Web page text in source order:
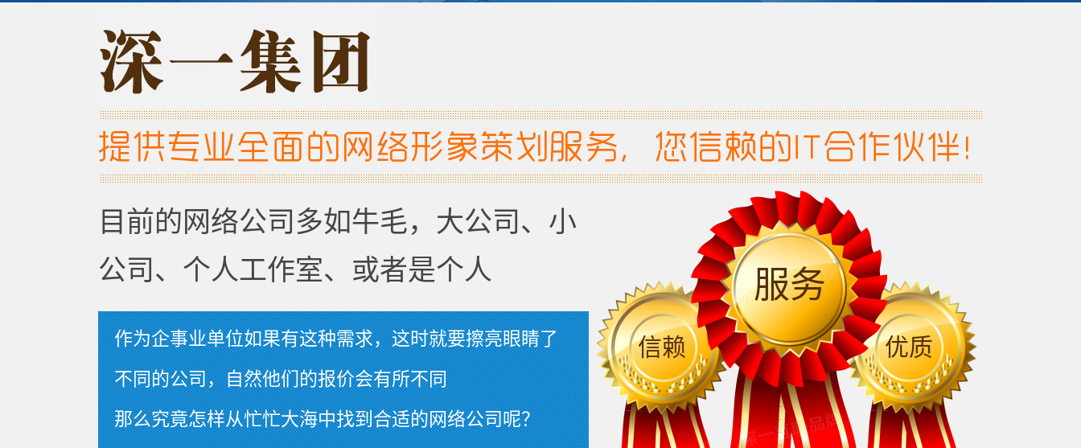
目前的网络公司多如牛毛，大公司、小
公司、个人工作室、或者是个人
作为企事业单位如果有这种需求，这时就要擦亮眼睛了
不同的公司，自然他们的报价会有所不同
那么究竟怎样从忙忙大海中找到合适的网络公司呢？
信赖
服务
优质